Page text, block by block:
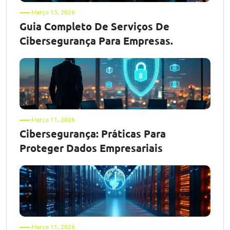
Março 13, 2026
Guia Completo De Serviços De
Cibersegurança Para Empresas.
Março 11, 2026
Cibersegurança: Práticas Para
Proteger Dados Empresariais
Março 11, 2026